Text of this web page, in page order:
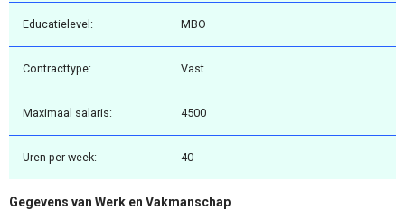
Educatielevel: MBO
Contracttype: Vast
Maximaal salaris: 4500
Uren per week: 40
Gegevens van Werk en Vakmanschap